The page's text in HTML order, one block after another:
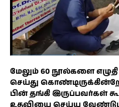
மேலும் 60 நூல்களை
செய்து
பின் தங்கி இருப்பவர்கள்
உதவியை செய்ய